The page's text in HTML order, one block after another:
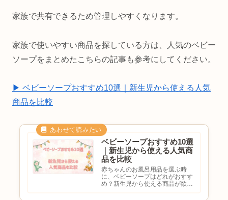
家族で共有できるため管理しやすくなります。
家族で使いやすい商品を探している方は、人気のベビー
ソープをまとめたこちらの記事も参考にしてください。
▶ ベビーソープおすすめ10選｜新生児から使える人気
商品を比較
ベビーソープおすすめ10選
｜新生児から使える人気商
品を比較
赤ちゃんのお風呂用品を選ぶ時
に、ベビーソープはどれがおすす
め？新生児から使える商品が欲し